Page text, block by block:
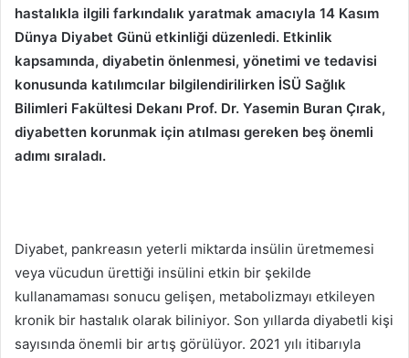
hastalıkla ilgili farkındalık yaratmak amacıyla 14 Kasım
Dünya Diyabet Günü etkinliği düzenledi. Etkinlik
kapsamında, diyabetin önlenmesi, yönetimi ve tedavisi
konusunda katılımcılar bilgilendirilirken İSÜ Sağlık
Bilimleri Fakültesi Dekanı Prof. Dr. Yasemin Buran Çırak,
diyabetten korunmak için atılması gereken beş önemli
adımı sıraladı.
Diyabet, pankreasın yeterli miktarda insülin üretmemesi
veya vücudun ürettiği insülini etkin bir şekilde
kullanamaması sonucu gelişen, metabolizmayı etkileyen
kronik bir hastalık olarak biliniyor. Son yıllarda diyabetli kişi
sayısında önemli bir artış görülüyor. 2021 yılı itibarıyla